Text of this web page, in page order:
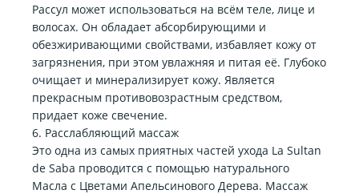
Рассул может использоваться на всём теле, лице и
волосах. Он обладает абсорбирующими и
обезжиривающими свойствами, избавляет кожу от
загрязнения, при этом увлажняя и питая её. Глубоко
очищает и минерализирует кожу. Является
прекрасным противовозрастным средством,
придает коже свечение.
6. Расслабляющий массаж
Это одна из самых приятных частей ухода La Sultan
de Saba проводится с помощью натурального
Масла с Цветами Апельсинового Дерева. Массаж